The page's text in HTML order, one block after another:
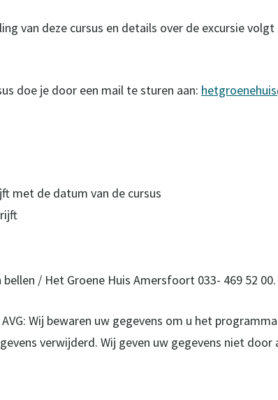
van deze cursus en details over de excursie
doe je door een mail te sturen aan:
met de datum van de cursus
/ Het Groene Huis Amersfoort 033- 469 52 00.
Wij bewaren uw gegevens om u het
verwijderd. Wij geven uw gegevens niet door